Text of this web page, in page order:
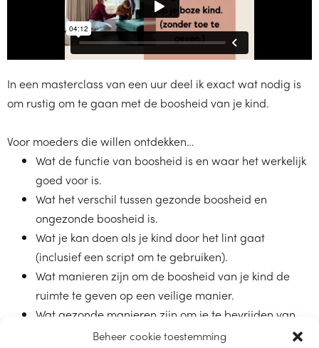
Beheer cookie toestemming
In een masterclass van een uur deel ik exact wat nodig is
om rustig om te gaan met de boosheid van je kind.
Voor moeders die willen ontdekken…
Wat de functie van boosheid is en waar het werkelijk
goed voor is.
Wat het verschil tussen gezonde boosheid en
ongezonde boosheid is.
Wat je kan doen als je kind door het lint gaat
(inclusief een script om te gebruiken).
Wat manieren zijn om de boosheid van je kind de
ruimte te geven op een veilige manier.
Wat gezonde manieren zijn om je te bevrijden van